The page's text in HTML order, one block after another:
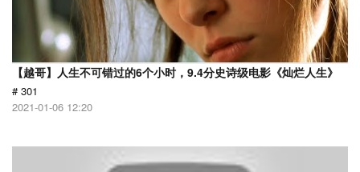
【越哥】人生不可错过的6个小时，9.4分史诗级电影《灿烂人生》
# 301
2021-01-06 12:20